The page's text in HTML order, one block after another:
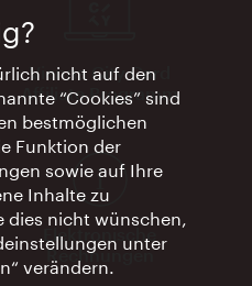
Vienna City Card
Affiliate Programm
Elektronische
Rechnungen
nicht auf den
“Cookies” sind
bestmöglichen
Funktion der
sowie auf Ihre
Inhalte zu
dies nicht wünschen,
unter
verändern.